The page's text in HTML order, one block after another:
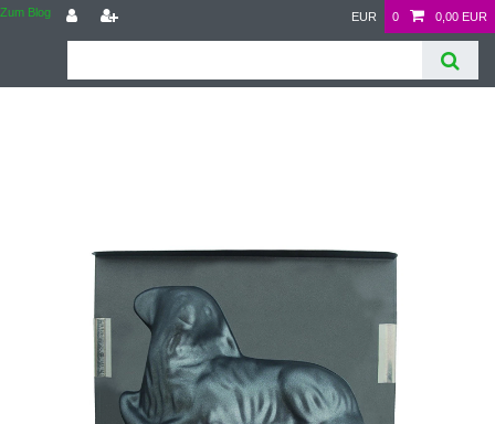
Zum Blog EUR 0 0,00 EUR